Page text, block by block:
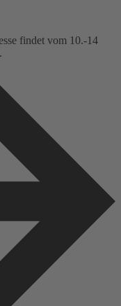
findet vom 10.-14